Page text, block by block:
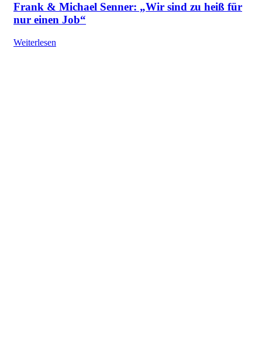
Frank & Michael Senner: „Wir sind zu heiß für
nur einen Job“
Weiterlesen